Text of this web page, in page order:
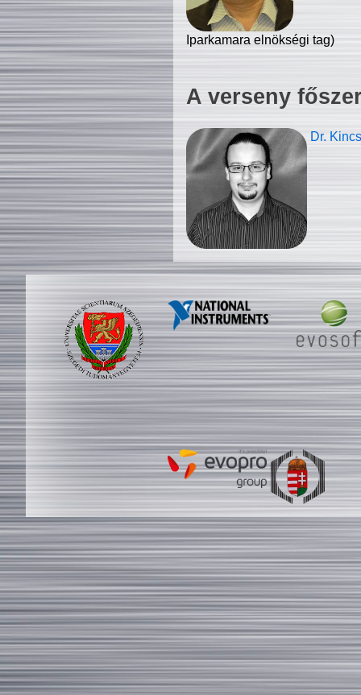
Iparkamara elnökségi tag)
A verseny
Dr.